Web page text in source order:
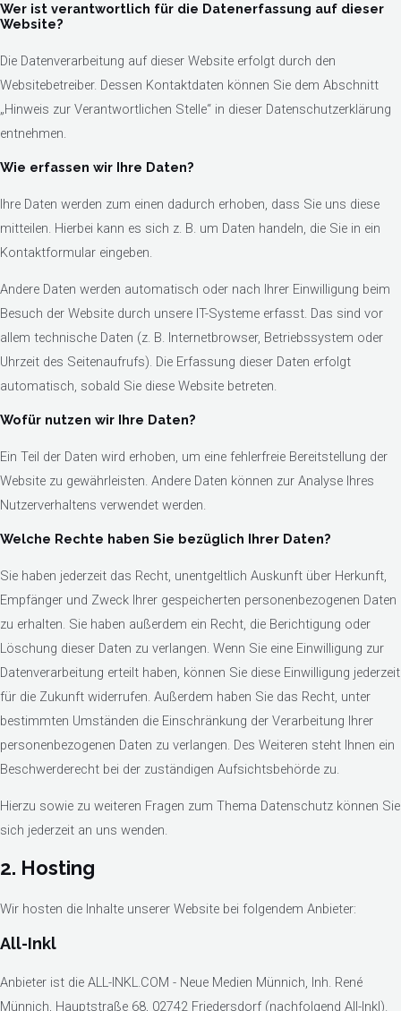
Wer ist verantwortlich für die Datenerfassung auf dieser
Website?
Die Datenverarbeitung auf dieser Website erfolgt durch den
Websitebetreiber. Dessen Kontaktdaten können Sie dem Abschnitt
„Hinweis zur Verantwortlichen Stelle“ in dieser Datenschutzerklärung
entnehmen.
Wie erfassen wir Ihre Daten?
Ihre Daten werden zum einen dadurch erhoben, dass Sie uns diese
mitteilen. Hierbei kann es sich z. B. um Daten handeln, die Sie in ein
Kontaktformular eingeben.
Andere Daten werden automatisch oder nach Ihrer Einwilligung beim
Besuch der Website durch unsere IT-Systeme erfasst. Das sind vor
allem technische Daten (z. B. Internetbrowser, Betriebssystem oder
Uhrzeit des Seitenaufrufs). Die Erfassung dieser Daten erfolgt
automatisch, sobald Sie diese Website betreten.
Wofür nutzen wir Ihre Daten?
Ein Teil der Daten wird erhoben, um eine fehlerfreie Bereitstellung der
Website zu gewährleisten. Andere Daten können zur Analyse Ihres
Nutzerverhaltens verwendet werden.
Welche Rechte haben Sie bezüglich Ihrer Daten?
Sie haben jederzeit das Recht, unentgeltlich Auskunft über Herkunft,
Empfänger und Zweck Ihrer gespeicherten personenbezogenen Daten
zu erhalten. Sie haben außerdem ein Recht, die Berichtigung oder
Löschung dieser Daten zu verlangen. Wenn Sie eine Einwilligung zur
Datenverarbeitung erteilt haben, können Sie diese Einwilligung jederzeit
für die Zukunft widerrufen. Außerdem haben Sie das Recht, unter
bestimmten Umständen die Einschränkung der Verarbeitung Ihrer
personenbezogenen Daten zu verlangen. Des Weiteren steht Ihnen ein
Beschwerderecht bei der zuständigen Aufsichtsbehörde zu.
Hierzu sowie zu weiteren Fragen zum Thema Datenschutz können Sie
sich jederzeit an uns wenden.
2. Hosting
Wir hosten die Inhalte unserer Website bei folgendem Anbieter:
All-Inkl
Anbieter ist die ALL-INKL.COM - Neue Medien Münnich, Inh. René
Münnich, Hauptstraße 68, 02742 Friedersdorf (nachfolgend All-Inkl).